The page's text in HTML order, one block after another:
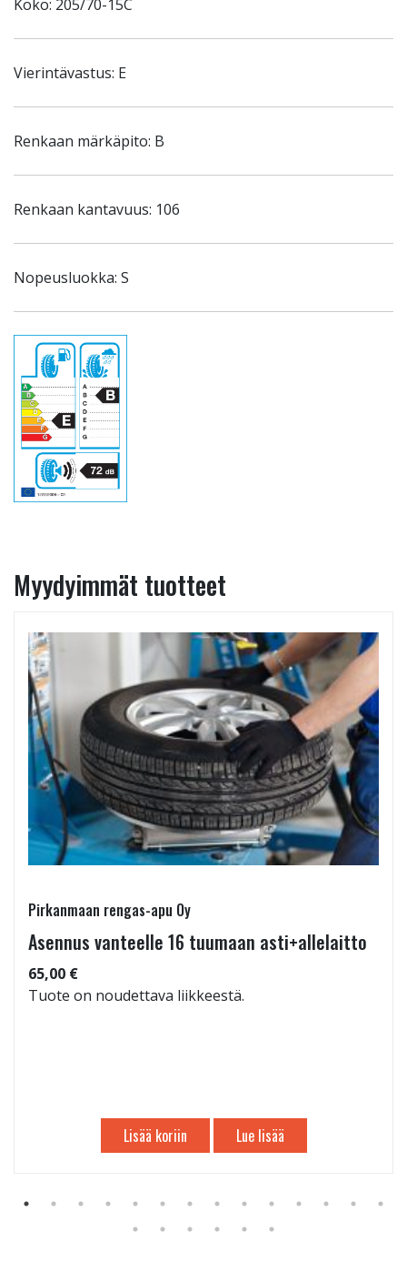
Koko: 205/70-15C
Vierintävastus: E
Renkaan märkäpito: B
Renkaan kantavuus: 106
Nopeusluokka: S
Myydyimmät tuotteet
Pirkanmaan rengas-apu Oy
Asennus vanteelle 16 tuumaan asti+allelaitto
65,00 €
Tuote on noudettava liikkeestä.
Lisää koriin Lue lisää